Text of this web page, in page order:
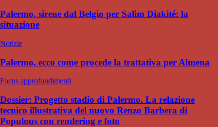
Palermo, sirene dal Belgio per Salim Diakité: la
situazione
Notizie
Palermo, ecco come procede la trattativa per Almena
Focus approfondimenti
Dossier: Progetto stadio di Palermo. La relazione
tecnico illustrativa del nuovo Renzo Barbera di
Populous con rendering e foto